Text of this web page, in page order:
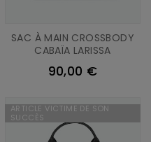
SAC À MAIN CROSSBODY
CABAÏA LARISSA
90,00 €
ARTICLE VICTIME DE SON
SUCCÈS